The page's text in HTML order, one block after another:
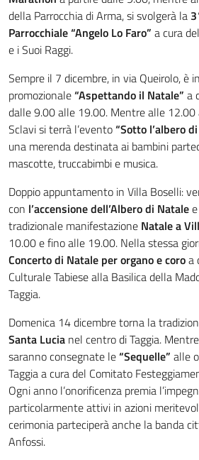
della Parrocchia di Arma, si svolgerà la
Parrocchiale “Angelo Lo Faro” a cura
e i Suoi Raggi.
Sempre il 7 dicembre, in via Queirolo, è
promozionale“Aspettando il Natale” a
dalle 9.00 alle 19.00. Mentre alle 12.00
Sclavi si terrà l’evento“Sotto l’albero
una merenda destinata ai bambini
mascotte, truccabimbi e musica.
Doppio appuntamento in Villa Boselli:
con l’accensione dell’Albero di Natale
tradizionale manifestazione Natale a
10.00 e fino alle 19.00. Nella stessa
Concerto di Natale per organo e coroa
Culturale Tabiese alla Basilica della
Taggia.
Domenica 14 dicembre torna la
Santa Lucia nel centro di Taggia.
saranno consegnate le“Sequelle” alle
Taggia a cura del Comitato
Ogni anno l’onorificenza premia
particolarmente attivi in azioni
cerimonia parteciperà anche la banda
Anfossi.